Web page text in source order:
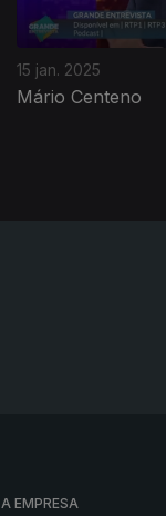
15 jan. 2025
Mário Centeno
A EMPRESA